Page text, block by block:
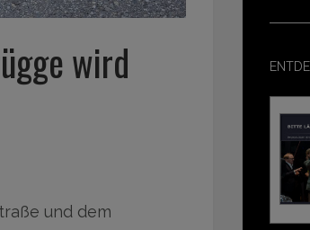
wird
und dem